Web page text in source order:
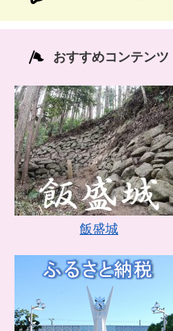
おすすめコンテンツ
飯盛城